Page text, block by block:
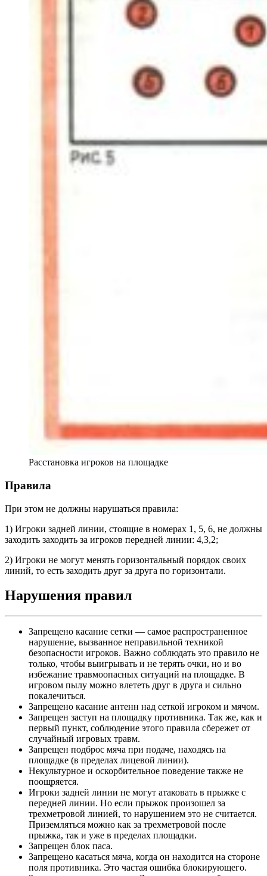
Расстановка игроков на площадке
Правила
При этом не должны нарушаться правила:
1) Игроки задней линии, стоящие в номерах 1, 5, 6, не должны
заходить заходить за игроков передней линии: 4,3,2;
2) Игроки не могут менять горизонтальный порядок своих
линий, то есть заходить друг за друга по горизонтали.
Нарушения правил
Запрещено касание сетки — самое распространенное
нарушение, вызванное неправильной техникой
безопасности игроков. Важно соблюдать это правило не
только, чтобы выигрывать и не терять очки, но и во
избежание травмоопасных ситуаций на площадке. В
игровом пылу можно влететь друг в друга и сильно
покалечиться.
Запрещено касание антенн над сеткой игроком и мячом.
Запрещен заступ на площадку противника. Так же, как и
первый пункт, соблюдение этого правила сбережет от
случайный игровых травм.
Запрещен подброс мяча при подаче, находясь на
площадке (в пределах лицевой линии).
Некультурное и оскорбительное поведение также не
поощряется.
Игроки задней линии не могут атаковать в прыжке с
передней линии. Но если прыжок произошел за
трехметровой линией, то нарушением это не считается.
Приземляться можно как за трехметровой после
прыжка, так и уже в пределах площадки.
Запрещен блок паса.
Запрещено касаться мяча, когда он находится на стороне
поля противника. Это частая ошибка блокирующего.